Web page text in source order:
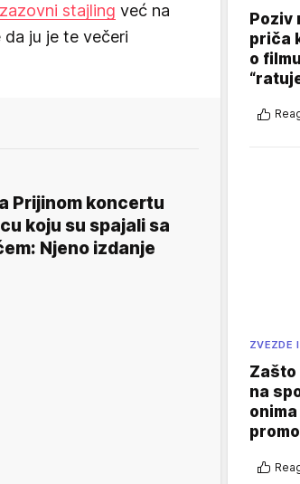
stajling već na
ju je te večeri
Prijinom koncertu
koju su spajali sa
Njeno izdanje
Poziv
priča
o
ZVEZDE
Zašto
na